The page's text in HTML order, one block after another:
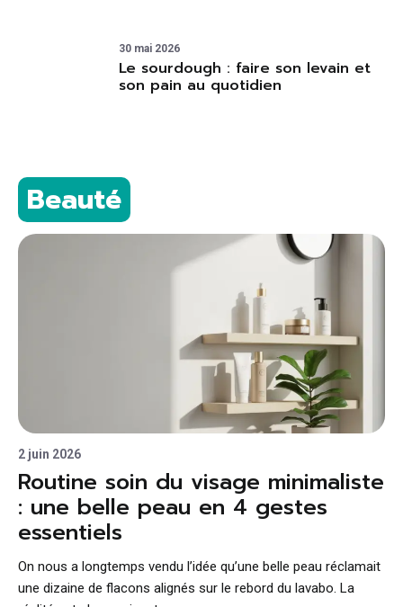
30 mai 2026
Le sourdough : faire son levain et
son pain au quotidien
Beauté
2 juin 2026
Routine soin du visage minimaliste
: une belle peau en 4 gestes
essentiels
On nous a longtemps vendu l’idée qu’une belle peau réclamait
une dizaine de flacons alignés sur le rebord du lavabo. La